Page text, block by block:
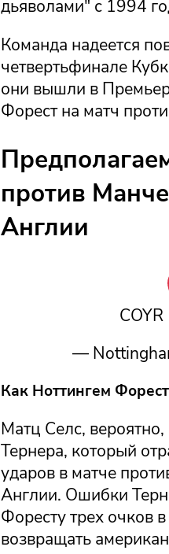
дьяволами" с 1994
Команда надеется
четвертьфинале
они вышли в
Форест на матч
против
Англии
COYR
—
Как Ноттингем
Матц Селс, вероятно,
Тернера, который
ударов в матче
Англии. Ошибки
Форесту трех очков
возвращать